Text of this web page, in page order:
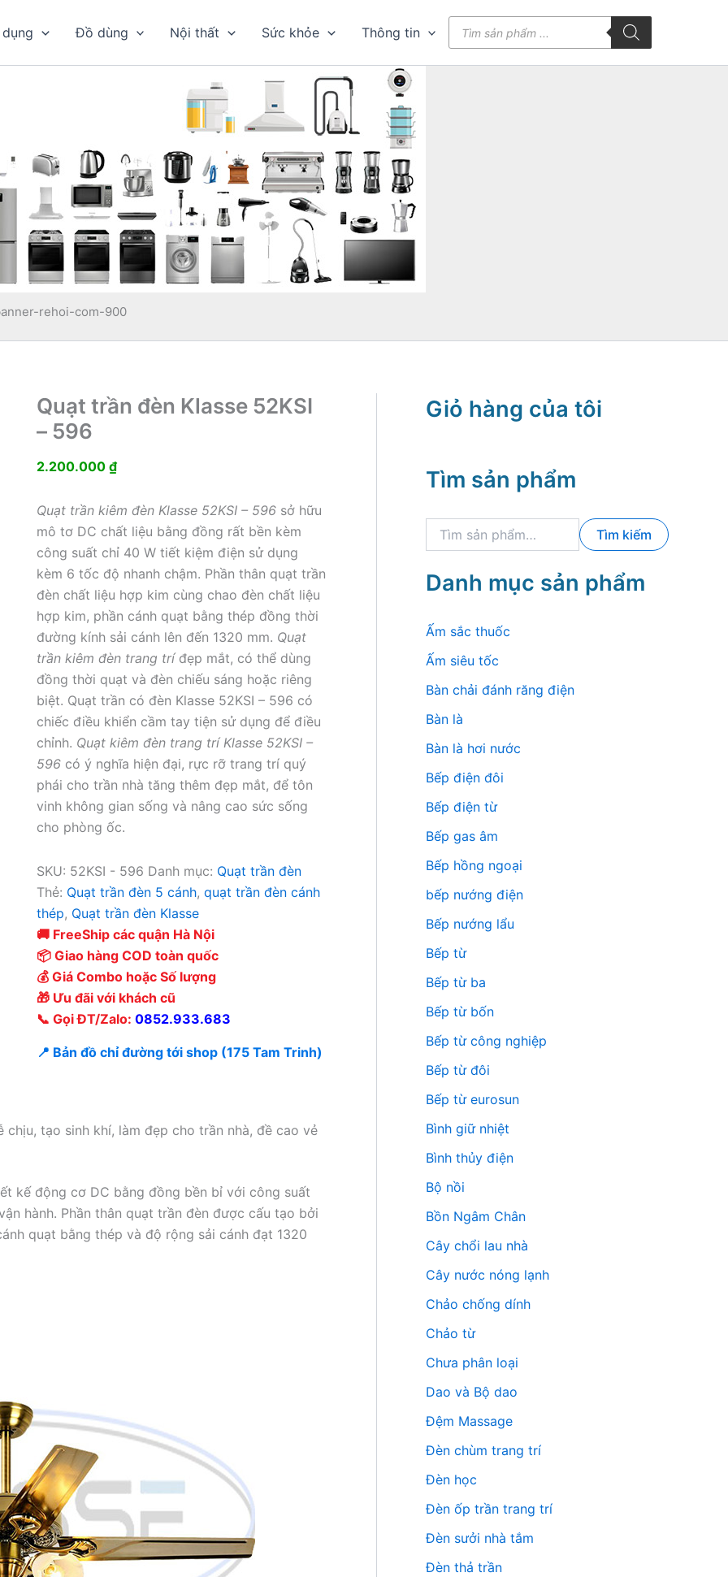
Đồ dùng Nội thất Sức khỏe Thông tin
kiếm
rehoi-com-900
Quạt trần đèn Klasse 52KSI
– 596
2.200.000 ₫
Quạt trần kiêm đèn Klasse 52KSI – 596sở hữu
mô tơ DC chất liệu bằng đồng rất bền kèm
công suất chỉ 40 W tiết kiệm điện sử dụng
kèm 6 tốc độ nhanh chậm. Phần thân quạt trần
đèn chất liệu hợp kim cùng chao đèn chất liệu
hợp kim, phần cánh quạt bằng thép đồng thời
đường kính sải cánh lên đến 1320 mm. Quạt
trần kiêm đèn trang tríđẹp mắt, có thể dùng
đồng thời quạt và đèn chiếu sáng hoặc riêng
biệt. Quạt trần có đèn Klasse 52KSI – 596 có
chiếc điều khiển cầm tay tiện sử dụng để điều
chỉnh. Quạt kiêm đèn trang trí Klasse 52KSI –
596có ý nghĩa hiện đại, rực rỡ trang trí quý
phái cho trần nhà tăng thêm đẹp mắt, để tôn
vinh không gian sống và nâng cao sức sống
cho phòng ốc.
SKU: 52KSI - 596 Danh mục: Quạt trần đèn
Thẻ: Quạt trần đèn 5 cánh, quạt trần đèn cánh
thép, Quạt trần đèn Klasse
🚚 FreeShip các quận Hà Nội
📦 Giao hàng COD toàn quốc
💰 Giá Combo hoặc Số lượng
🎁 Ưu đãi với khách cũ
📞 Gọi ĐT/Zalo: 0852.933.683
📍 Bản đồ chỉ đường tới shop (175 Tam Trinh)
chịu, tạo sinh khí, làm đẹp cho trần nhà, đề cao vẻ
kế động cơ DC bằng đồng bền bỉ với công suất
hành. Phần thân quạt trần đèn được cấu tạo bởi
quạt bằng thép và độ rộng sải cánh đạt 1320
Giỏ hàng của tôi
Tìm sản phẩm
k
m
:
Tìm kiếm
Danh mục sản phẩm
Ấm sắc thuốc
Ấm siêu tốc
Bàn chải đánh răng điện
Bàn là
Bàn là hơi nước
Bếp điện đôi
Bếp điện từ
Bếp gas âm
Bếp hồng ngoại
bếp nướng điện
Bếp nướng lẩu
Bếp từ
Bếp từ ba
Bếp từ bốn
Bếp từ công nghiệp
Bếp từ đôi
Bếp từ eurosun
Bình giữ nhiệt
Bình thủy điện
Bộ nồi
Bồn Ngâm Chân
Cây chổi lau nhà
Cây nước nóng lạnh
Chảo chống dính
Chảo từ
Chưa phân loại
Dao và Bộ dao
Đệm Massage
Đèn chùm trang trí
Đèn học
Đèn ốp trần trang trí
Đèn sưởi nhà tắm
Đèn thả trần